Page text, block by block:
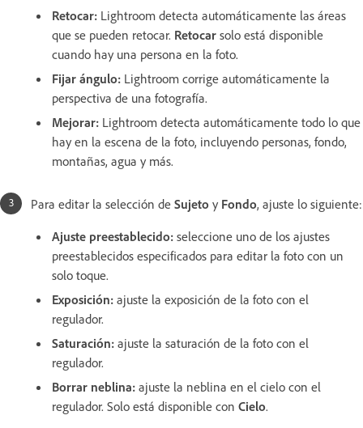
Retocar: Lightroom detecta automáticamente las áreas
que se pueden retocar. Retocar solo está disponible
cuando hay una persona en la foto.
Fijar ángulo: Lightroom corrige automáticamente la
perspectiva de una fotografía.
Mejorar: Lightroom detecta automáticamente todo lo que
hay en la escena de la foto, incluyendo personas, fondo,
montañas, agua y más.
Para editar la selección de Sujeto y Fondo, ajuste lo siguiente:
Ajuste preestablecido: seleccione uno de los ajustes
preestablecidos especificados para editar la foto con un
solo toque.
Exposición: ajuste la exposición de la foto con el
regulador.
Saturación: ajuste la saturación de la foto con el
regulador.
Borrar neblina: ajuste la neblina en el cielo con el
regulador. Solo está disponible con Cielo.